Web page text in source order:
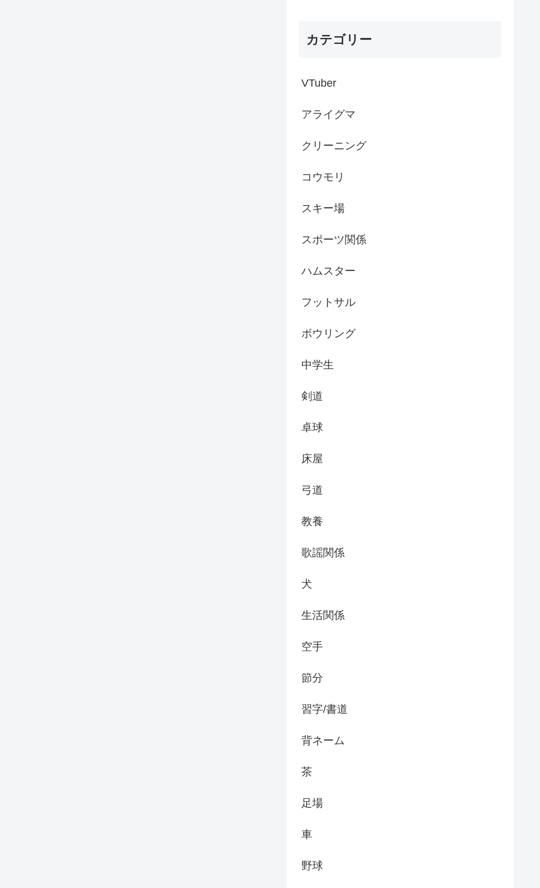
カテゴリー
VTuber
アライグマ
クリーニング
コウモリ
スキー場
スポーツ関係
ハムスター
フットサル
ボウリング
中学生
剣道
卓球
床屋
弓道
教養
歌謡関係
犬
生活関係
空手
節分
習字/書道
背ネーム
茶
足場
車
野球